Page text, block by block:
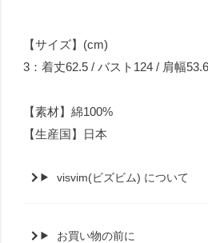
【サイズ】(cm)
3：着丈62.5 / バスト124 / 肩幅
【素材】綿100%
【生産国】日本
visvim(ビズビム) について
お買い物の前に